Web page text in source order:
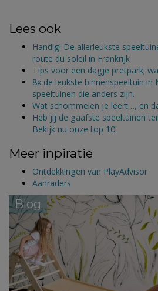
Lees ook
Handig! De allerleukste
route du soleil in Frankrijk
Tips voor een dagje pretpark;
8x de leukste binnenspeeltuin in
speeltuinen die anders zijn.
Wat schommelen je leert…, en
Heb jij de gaafste speeltuinen
Bekijk nu onze top 10!
Meer inpiratie
Ontdekkingen van PlayAdvisor
Aanraders
Blog